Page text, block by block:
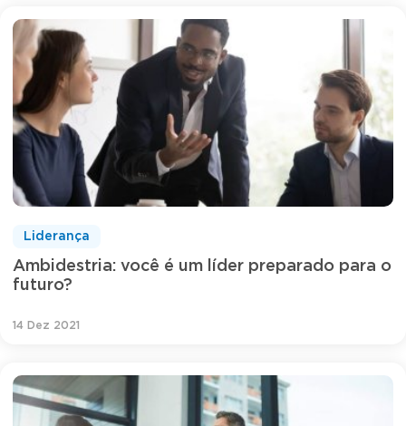
Ambidestria: você é um líder preparado para o
futuro?
Liderança
14 Dez 2021